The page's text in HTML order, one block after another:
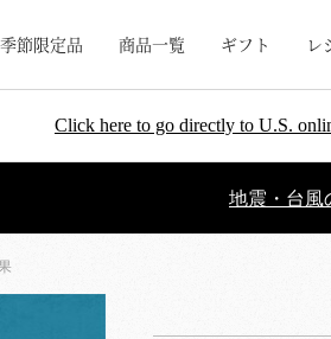
季節限定品 商品一覧 ギフト レ
Click here to go directly to U.S.
地震・台風